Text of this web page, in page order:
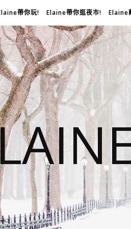
帶你玩! Elaine帶你逛夜市! Elaine